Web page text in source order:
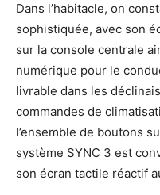
Dans l’habitacle, on
sophistiquée, avec son
sur la console centrale
numérique pour le
livrable dans les
commandes de
l’ensemble de boutons
système SYNC 3 est
son écran tactile réactif